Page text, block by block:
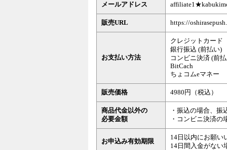
メールアドレス
販売URL https://
お支払い方法
クレジットカード
銀行振込 (前払い)
コンビニ決済 (前
BitCach
ちょコムeマネー
販売価格 4980円（税込）
商品代金以外の
必要金額
・振込の場合、振
・コンビニ決済の
お申込み有効期限
14日以内にお願い
14日間入金がない